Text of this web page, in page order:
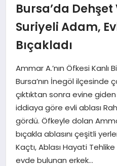
SAĞLIK
SPOR
TEKNOLOJI
YAŞAM
GÜNDEM
Bursa’da
Suriyeli Adam,
Bıçakladı
Ammar A.’nın Öfkesi Kanlı
Bursa’nın İnegöl ilçesinde
çıktıktan sonra evine
iddiaya göre evli ablası
gördü. Öfkeyle dolan
bıçakla ablasını çeşitli
Kaçtı, Ablası Hayati
evde bulunan erkek…